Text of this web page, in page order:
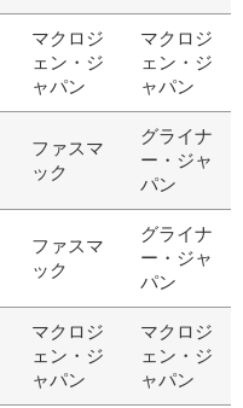
マクロジ
ェン・ジ
ャパン
マクロジ
ェン・ジ
ャパン
ファスマ
ック
グライナ
ー・ジャ
パン
ファスマ
ック
グライナ
ー・ジャ
パン
マクロジ
ェン・ジ
ャパン
マクロジ
ェン・ジ
ャパン